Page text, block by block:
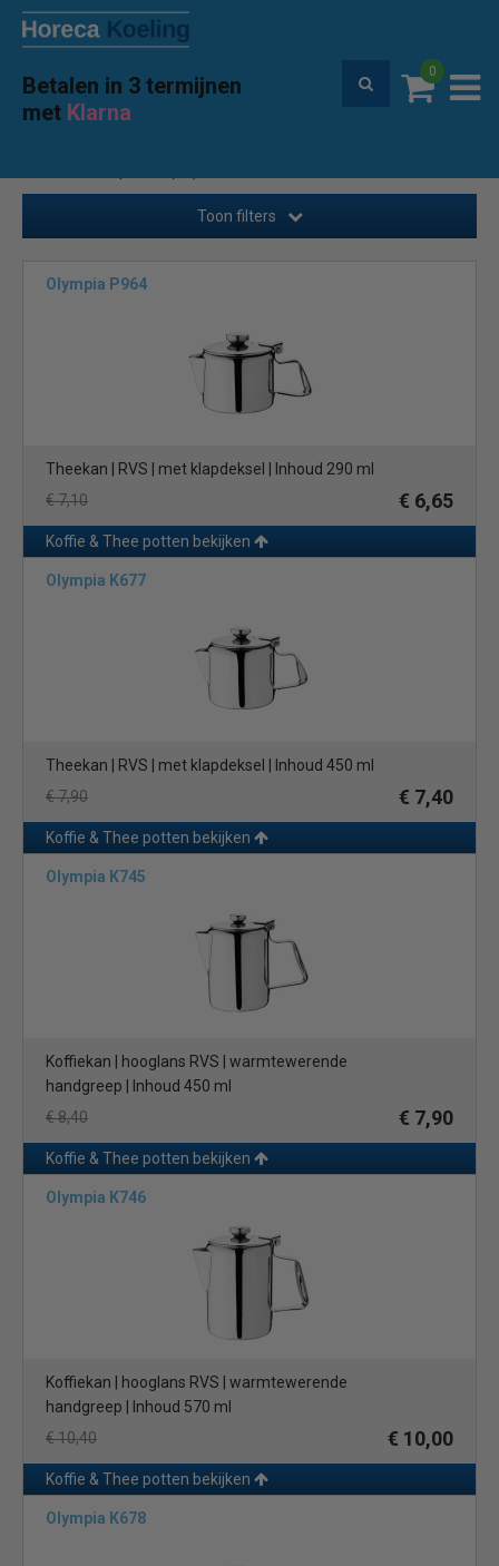
Betalen in 3 termijnen
met Klarna
0
Premium service en garantie
Home Buffet & tafel
Toon filters
Olympia P964
Theekan | RVS | met klapdeksel | Inhoud 290 ml
€ 7,10
€ 6,65
Koffie & Thee potten bekijken
Olympia K677
Theekan | RVS | met klapdeksel | Inhoud 450 ml
€ 7,90
€ 7,40
Koffie & Thee potten bekijken
Olympia K745
Koffiekan | hooglans RVS | warmtewerende
handgreep | Inhoud 450 ml
€ 8,40
€ 7,90
Koffie & Thee potten bekijken
Olympia K746
Koffiekan | hooglans RVS | warmtewerende
handgreep | Inhoud 570 ml
€ 10,40
€ 10,00
Koffie & Thee potten bekijken
Olympia K678